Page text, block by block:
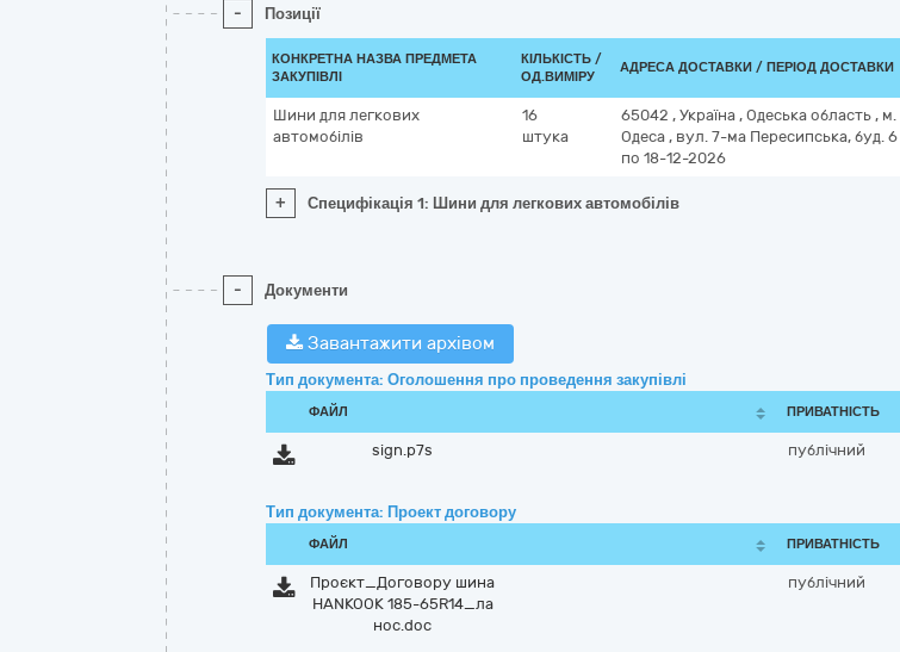
- Позиції
КОНКРЕТНА НАЗВА ПРЕДМЕТА
ЗАКУПІВЛІ
КІЛЬКІСТЬ /
ОД.ВИМІРУ
АДРЕСА ДОСТАВКИ / ПЕРІОД ДОСТАВКИ
Шини для легкових
автомобілів
16
штука
65042 , Україна , Одеська область , м.
Одеса , вул. 7-ма Пересипська, буд. 6
по 18-12-2026
+ Специфікація 1: Шини для легкових автомобілів
- Документи
Завантажити архівом
Тип документа: Оголошення про проведення закупівлі
ФАЙЛ ПРИВАТНІСТЬ
sign.p7s публічний
Тип документа: Проект договору
ФАЙЛ ПРИВАТНІСТЬ
Проєкт_Договору шина
HANKOOK 185-65R14_ла
нос.doc
публічний